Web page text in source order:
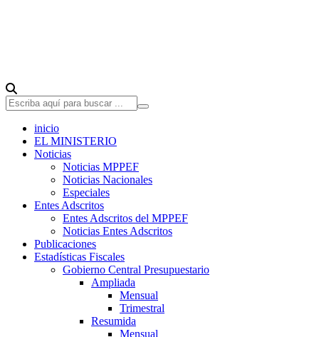
inicio
EL MINISTERIO
Noticias
Noticias MPPEF
Noticias Nacionales
Especiales
Entes Adscritos
Entes Adscritos del MPPEF
Noticias Entes Adscritos
Publicaciones
Estadísticas Fiscales
Gobierno Central Presupuestario
Ampliada
Mensual
Trimestral
Resumida
Mensual